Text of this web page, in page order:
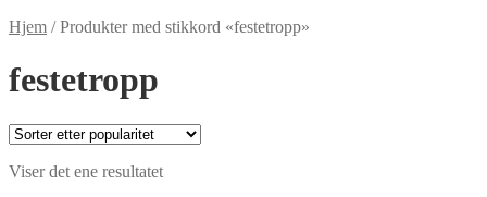
Hjem /Produkter med stikkord «festetropp»
festetropp
Viser det ene resultatet